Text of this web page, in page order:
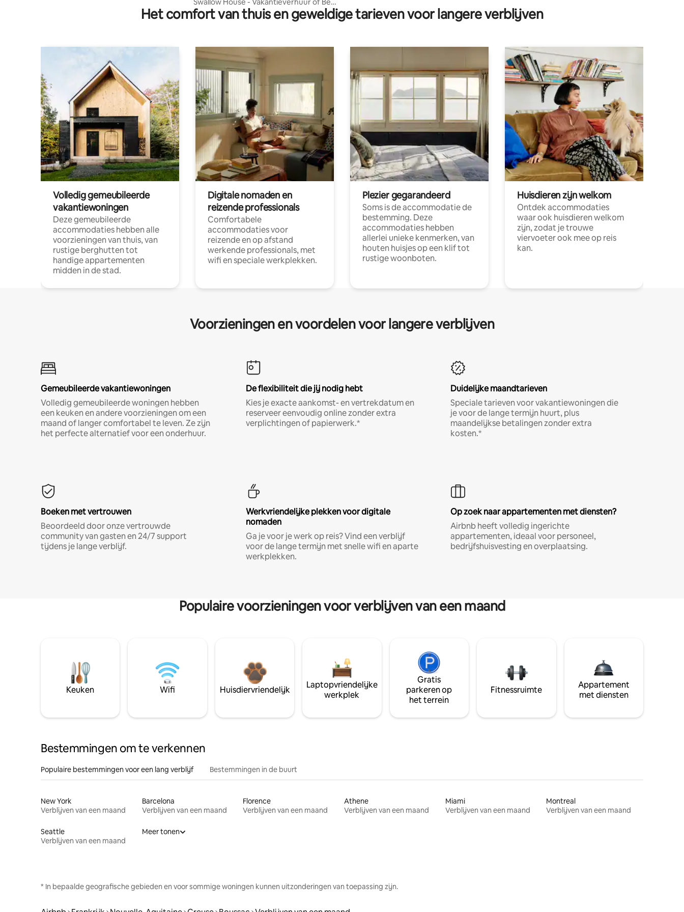
& Breakfast.
Het comfort van thuis en geweldige tarieven voor langere verblijven
Volledig gemeubileerde
vakantiewoningen
Deze gemeubileerde
accommodaties hebben alle
voorzieningen van thuis, van
rustige berghutten tot
handige appartementen
midden in de stad.
Digitale nomaden en
reizende professionals
Comfortabele
accommodaties voor
reizende en op afstand
werkende professionals, met
wifi en speciale werkplekken.
Plezier gegarandeerd
Soms is de accommodatie de
bestemming. Deze
accommodaties hebben
allerlei unieke kenmerken, van
houten huisjes op een klif tot
rustige woonboten.
Huisdieren zijn welkom
Ontdek accommodaties
waar ook huisdieren welkom
zijn, zodat je trouwe
viervoeter ook mee op reis
kan.
Voorzieningen en voordelen voor langere verblijven
Gemeubileerde vakantiewoningen
Volledig gemeubileerde woningen hebben
een keuken en andere voorzieningen om een
maand of langer comfortabel te leven. Ze zijn
het perfecte alternatief voor een onderhuur.
De flexibiliteit die jij nodig hebt
Kies je exacte aankomst- en vertrekdatum en
reserveer eenvoudig online zonder extra
verplichtingen of papierwerk.*
Duidelijke maandtarieven
Speciale tarieven voor vakantiewoningen die
je voor de lange termijn huurt, plus
maandelijkse betalingen zonder extra
kosten.*
Boeken met vertrouwen
Beoordeeld door onze vertrouwde
community van gasten en 24/7 support
tijdens je lange verblijf.
Werkvriendelijke plekken voor digitale
nomaden
Ga je voor je werk op reis? Vind een verblijf
voor de lange termijn met snelle wifi en aparte
werkplekken.
Op zoek naar appartementen met diensten?
Airbnb heeft volledig ingerichte
appartementen, ideaal voor personeel,
bedrijfshuisvesting en overplaatsing.
Populaire voorzieningen voor verblijven van een maand
Keuken Wifi Huisdiervriendelijk
Laptopvriendelijke
werkplek
Gratis
parkeren op
het terrein
Fitnessruimte
Appartement
met diensten
Bestemmingen om te verkennen
Populaire bestemmingen voor een lang verblijf Bestemmingen in de buurt
New York
Verblijven van een maand
Barcelona
Verblijven van een maand
Florence
Verblijven van een maand
Athene
Verblijven van een maand
Miami
Verblijven van een maand
Montreal
Verblijven van een maand
Seattle
Verblijven van een maand
Meer tonen
* In bepaalde geografische gebieden en voor sommige woningen kunnen uitzonderingen van toepassing zijn.